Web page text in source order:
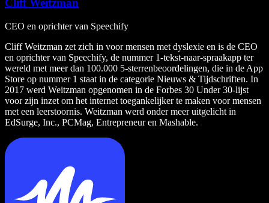
Cliff Weitzman
CEO en oprichter van Speechify
Cliff Weitzman zet zich in voor mensen met dyslexie en is de CEO
en oprichter van Speechify, de nummer 1-tekst-naar-spraakapp ter
wereld met meer dan 100.000 5-sterrenbeoordelingen, die in de App
Store op nummer 1 staat in de categorie Nieuws & Tijdschriften. In
2017 werd Weitzman opgenomen in de Forbes 30 Under 30-lijst
voor zijn inzet om het internet toegankelijker te maken voor mensen
met een leerstoornis. Weitzman werd onder meer uitgelicht in
EdSurge, Inc., PCMag, Entrepreneur en Mashable.